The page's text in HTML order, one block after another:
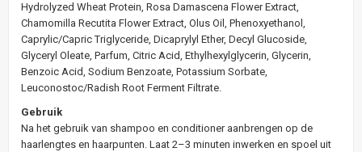
Hydrolyzed Wheat Protein, Rosa Damascena Flower Extract,
Chamomilla Recutita Flower Extract, Olus Oil, Phenoxyethanol,
Caprylic/Capric Triglyceride, Dicaprylyl Ether, Decyl Glucoside,
Glyceryl Oleate, Parfum, Citric Acid, Ethylhexylglycerin, Glycerin,
Benzoic Acid, Sodium Benzoate, Potassium Sorbate,
Leuconostoc/Radish Root Ferment Filtrate.
Gebruik
Na het gebruik van shampoo en conditioner aanbrengen op de
haarlengtes en haarpunten. Laat 2–3 minuten inwerken en spoel uit